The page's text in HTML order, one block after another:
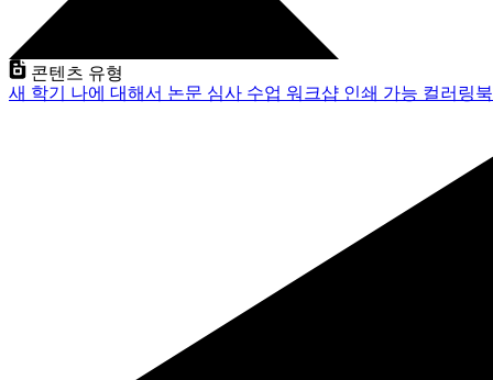
콘텐츠 유형
새 학기 나에 대해서 논문 심사 수업 워크샵 인쇄 가능 컬러링북